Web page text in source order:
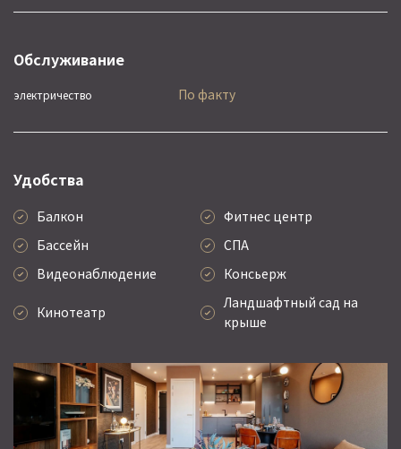
Обслуживание
электричество По факту
Удобства
Балкон
Фитнес центр
Бассейн
СПА
Видеонаблюдение
Консьерж
Кинотеатр
Ландшафтный сад на
крыше